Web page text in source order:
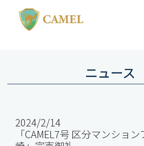
ニュース
2024/2/14
「CAMEL7号 区分マンショ